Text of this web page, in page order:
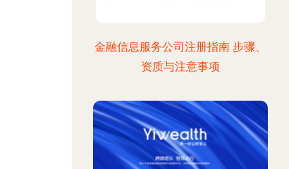
金融信息服务公司注册指南 步骤、
资质与注意事项